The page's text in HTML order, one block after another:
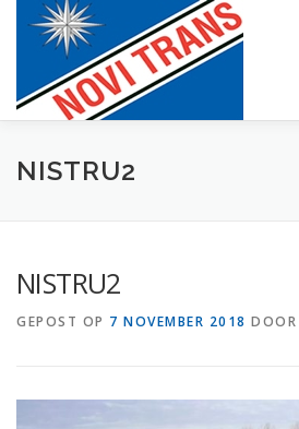
BEVRACHTING
NISTRU2
NISTRU2
GEPOST OP 7 NOVEMBER 2018 DOOR